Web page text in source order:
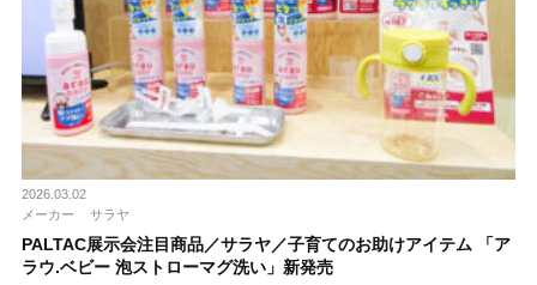
2026.03.02
メーカー
サラヤ
PALTAC展示会注目商品／サラヤ／子育てのお助けアイテム 「ア
ラウ.ベビー 泡ストローマグ洗い」新発売